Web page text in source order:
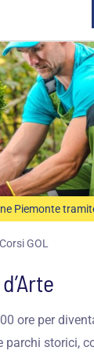
Piemonte
Corsi GOL
ore per
parchi storici,